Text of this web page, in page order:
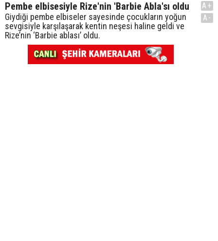
Pembe elbisesiyle Rize'nin 'Barbie Abla'sı oldu
Giydiği pembe elbiseler sayesinde çocukların yoğun
sevgisiyle karşılaşarak kentin neşesi haline geldi ve
Rize’nin ‘Barbie ablası’ oldu.
A+
A-